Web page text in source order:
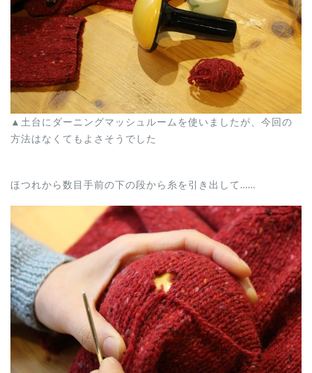
▲土台にダーニングマッシュルームを使いましたが、今回の
方法はなくてもよさそうでした
ほつれから数目手前の下の段から糸を引き出して……